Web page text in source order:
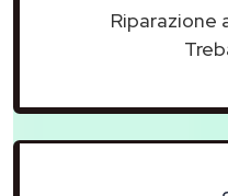
Riparazione